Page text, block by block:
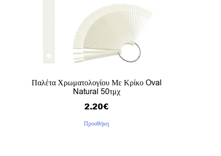
Παλέτα Χρωματολογίου Με Κρίκο Oval
Natural 50τμχ
2.20€
Προσθήκη